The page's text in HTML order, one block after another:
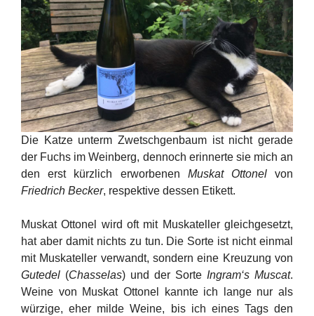
Die Katze unterm Zwetschgenbaum ist nicht gerade
der Fuchs im Weinberg, dennoch erinnerte sie mich an
den erst kürzlich erworbenen Muskat Ottonelvon
Friedrich Becker, respektive dessen Etikett.
Muskat Ottonel wird oft mit Muskateller gleichgesetzt,
hat aber damit nichts zu tun. Die Sorte ist nicht einmal
mit Muskateller verwandt, sondern eine Kreuzung von
Gutedel (Chasselas) und der Sorte Ingram‘s Muscat.
Weine von Muskat Ottonel kannte ich lange nur als
würzige, eher milde Weine, bis ich eines Tags den